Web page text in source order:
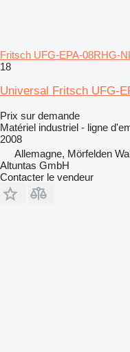
Fritsch UFG-EPA-08RHG-
18
Universal Fritsch UFG-
Prix sur demande
Matériel industriel - ligne
2008
Allemagne, Mörfelden
Altuntas GmbH
Contacter le vendeur